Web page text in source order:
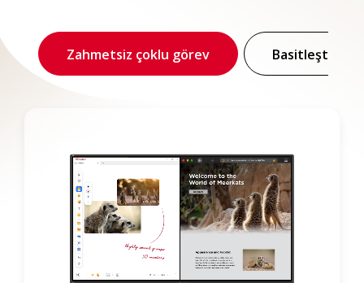
Zahmetsiz çoklu görev